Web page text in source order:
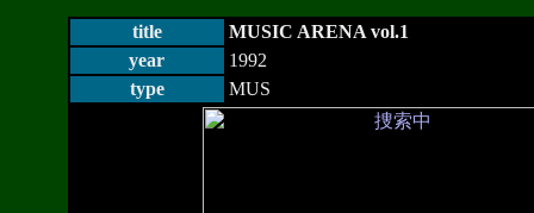
title
MUSIC ARENA vol.1
year
1992
type
MUS